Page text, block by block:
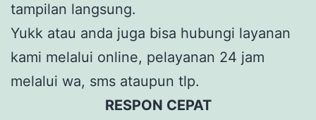
tampilan langsung.
Yukk atau anda juga bisa hubungi layanan
kami melalui online, pelayanan 24 jam
melalui wa, sms ataupun tlp.
RESPON CEPAT